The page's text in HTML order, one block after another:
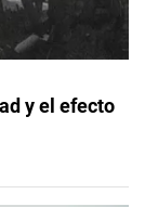
y el efecto